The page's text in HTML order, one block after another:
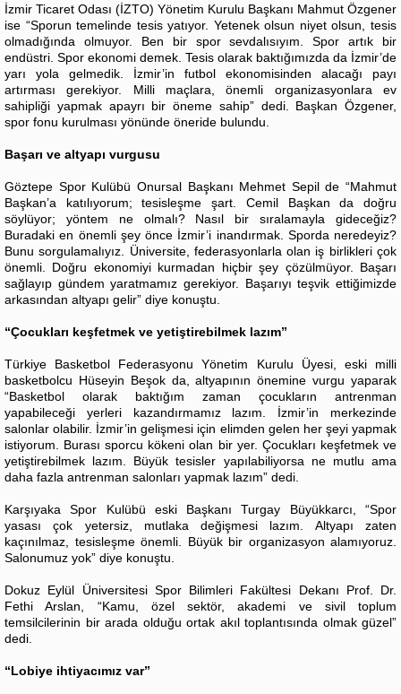
İzmir Ticaret Odası (İZTO) Yönetim Kurulu Başkanı Mahmut Özgener
ise “Sporun temelinde tesis yatıyor. Yetenek olsun niyet olsun, tesis
olmadığında olmuyor. Ben bir spor sevdalısıyım. Spor artık bir
endüstri. Spor ekonomi demek. Tesis olarak baktığımızda da İzmir’de
yarı yola gelmedik. İzmir’in futbol ekonomisinden alacağı payı
artırması gerekiyor. Milli maçlara, önemli organizasyonlara ev
sahipliği yapmak apayrı bir öneme sahip” dedi. Başkan Özgener,
spor fonu kurulması yönünde öneride bulundu.
Başarı ve altyapı vurgusu
Göztepe Spor Kulübü Onursal Başkanı Mehmet Sepil de “Mahmut
Başkan’a katılıyorum; tesisleşme şart. Cemil Başkan da doğru
söylüyor; yöntem ne olmalı? Nasıl bir sıralamayla gideceğiz?
Buradaki en önemli şey önce İzmir’i inandırmak. Sporda neredeyiz?
Bunu sorgulamalıyız. Üniversite, federasyonlarla olan iş birlikleri çok
önemli. Doğru ekonomiyi kurmadan hiçbir şey çözülmüyor. Başarı
sağlayıp gündem yaratmamız gerekiyor. Başarıyı teşvik ettiğimizde
arkasından altyapı gelir” diye konuştu.
“Çocukları keşfetmek ve yetiştirebilmek lazım”
Türkiye Basketbol Federasyonu Yönetim Kurulu Üyesi, eski milli
basketbolcu Hüseyin Beşok da, altyapının önemine vurgu yaparak
“Basketbol olarak baktığım zaman çocukların antrenman
yapabileceği yerleri kazandırmamız lazım. İzmir’in merkezinde
salonlar olabilir. İzmir’in gelişmesi için elimden gelen her şeyi yapmak
istiyorum. Burası sporcu kökeni olan bir yer. Çocukları keşfetmek ve
yetiştirebilmek lazım. Büyük tesisler yapılabiliyorsa ne mutlu ama
daha fazla antrenman salonları yapmak lazım” dedi.
Karşıyaka Spor Kulübü eski Başkanı Turgay Büyükkarcı, “Spor
yasası çok yetersiz, mutlaka değişmesi lazım. Altyapı zaten
kaçınılmaz, tesisleşme önemli. Büyük bir organizasyon alamıyoruz.
Salonumuz yok” diye konuştu.
Dokuz Eylül Üniversitesi Spor Bilimleri Fakültesi Dekanı Prof. Dr.
Fethi Arslan, “Kamu, özel sektör, akademi ve sivil toplum
temsilcilerinin bir arada olduğu ortak akıl toplantısında olmak güzel”
dedi.
“Lobiye ihtiyacımız var”